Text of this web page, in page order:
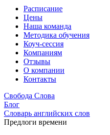
Расписание
Цены
Наша команда
Методика обучения
Коуч-сессия
Компаниям
Отзывы
О компании
Контакты
Свобода Слова
Блог
Словарь английских слов
Предлоги времени